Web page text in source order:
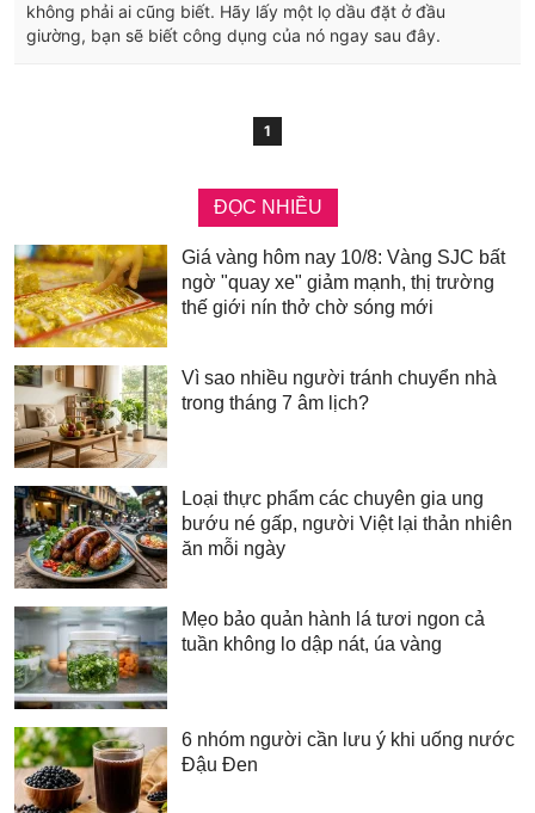
không phải ai cũng biết. Hãy lấy một lọ dầu đặt ở đầu
giường, bạn sẽ biết công dụng của nó ngay sau đây.
1
ĐỌC NHIỀU
Giá vàng hôm nay 10/8: Vàng SJC bất
ngờ "quay xe" giảm mạnh, thị trường
thế giới nín thở chờ sóng mới
Vì sao nhiều người tránh chuyển nhà
trong tháng 7 âm lịch?
Loại thực phẩm các chuyên gia ung
bướu né gấp, người Việt lại thản nhiên
ăn mỗi ngày
Mẹo bảo quản hành lá tươi ngon cả
tuần không lo dập nát, úa vàng
6 nhóm người cần lưu ý khi uống nước
Đậu Đen